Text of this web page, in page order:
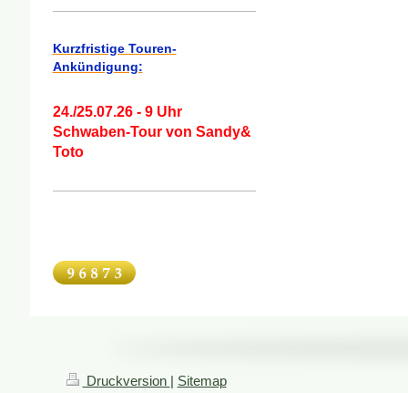
Kurzfristige Touren-
Ankündigung:
24./25.07.26 - 9 Uhr
Schwaben-Tour von Sandy&
Toto
Druckversion | Sitemap